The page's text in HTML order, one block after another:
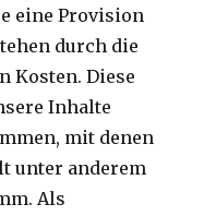
eine Provision
durch die
Kosten. Diese
Inhalte
mit denen
unter anderem
Als